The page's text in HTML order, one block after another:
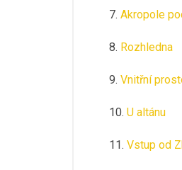
7. Akropole
8. Rozhledna
9. Vnitřní
10. U altánu
11. Vstup od